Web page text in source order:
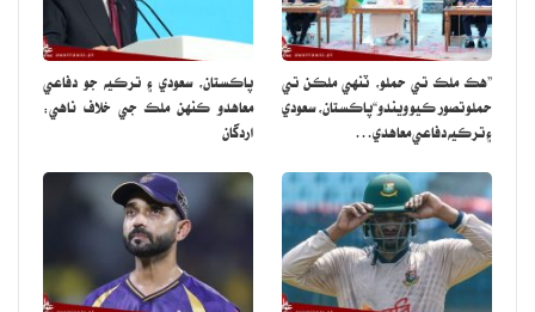
”هڪ ملڪ تي حملو، ٽنهي ملڪن تي
حملو تصور ڪيو ويندو“پاڪستان، سعودي
۽ ترڪيه دفاعي معاهدي…
پاڪستان، سعودي ۽ ترڪيه جو دفاعي
معاهدو ڪنهن ملڪ جي خلاف ناهي:
اردگان